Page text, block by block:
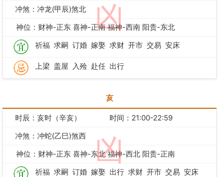
凶
冲煞：冲龙(甲辰)煞北
神位：财神-正东 喜神-正南 福神-西南 阳贵-东北
祈福 求嗣 订婚 嫁娶 求财 开市 交易 安床
上梁 盖屋 入殓 赴任 出行
亥
凶
时辰：亥时（辛亥）
时间：21:00-22:59
冲煞：冲蛇(乙巳)煞西
神位：财神-正东 喜神-东北 福神-西北 阳贵-正南
祈福 求嗣 订婚 嫁娶 出行 求财 开市 交易 安床